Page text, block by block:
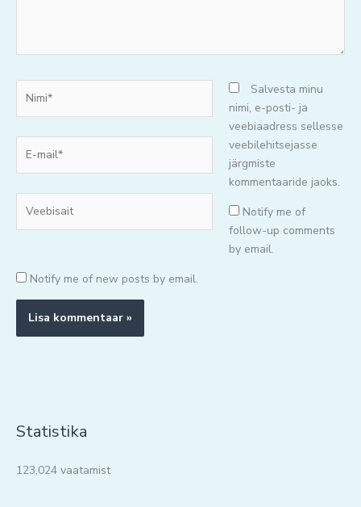
mail*
Salvesta minu
nimi, e-posti- ja
veebiaadress sellesse
veebilehitsejasse
järgmiste
kommentaaride jaoks.
Notify me of
follow-up comments
by email.
Notify me of new posts by email.
Statistika
123,024 vaatamist